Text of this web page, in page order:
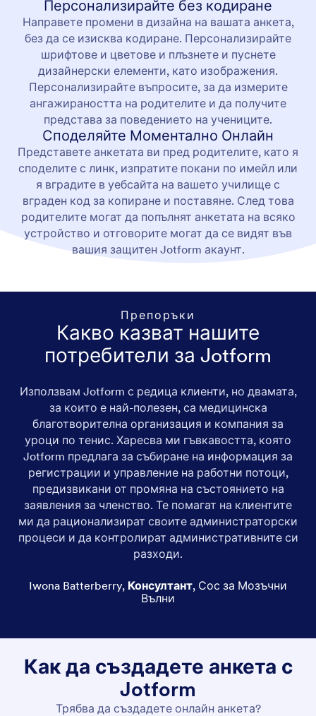
Персонализирайте без кодиране
Направете промени в дизайна на вашата анкета,
без да се изисква кодиране. Персонализирайте
шрифтове и цветове и плъзнете и пуснете
дизайнерски елементи, като изображения.
Персонализирайте въпросите, за да измерите
ангажираността на родителите и да получите
представа за поведението на учениците.
Споделяйте Моментално Онлайн
Представете анкетата ви пред родителите, като я
споделите с линк, изпратите покани по имейл или
я вградите в уебсайта на вашето училище с
вграден код за копиране и поставяне. След това
родителите могат да попълнят анкетата на всяко
устройство и отговорите могат да се видят във
вашия защитен Jotform акаунт.
Препоръки
Какво казват нашите
потребители за Jotform
Използвам Jotform с редица клиенти, но двамата,
за които е най-полезен, са медицинска
благотворителна организация и компания за
уроци по тенис. Харесва ми гъвкавостта, която
Jotform предлага за събиране на информация за
регистрации и управление на работни потоци,
предизвикани от промяна на състоянието на
заявления за членство. Те помагат на клиентите
ми да рационализират своите администраторски
процеси и да контролират административните си
разходи.
Iwona Batterberry, Консултант, Сос за Мозъчни
Вълни
Как да създадете анкета с
Jotform
Трябва да създадете онлайн анкета?